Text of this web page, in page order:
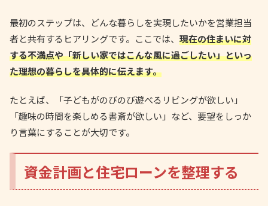
最初のステップは、どんな暮らしを実現したいかを営業担当
者と共有するヒアリングです。ここでは、 現在の住まいに対
する不満点や「新しい家ではこんな風に過ごしたい」といっ
た理想の暮らしを具体的に伝えます。
たとえば、「子どもがのびのび遊べるリビングが欲しい」
「趣味の時間を楽しめる書斎が欲しい」など、要望をしっか
り言葉にすることが大切です。
資金計画と住宅ローンを整理する